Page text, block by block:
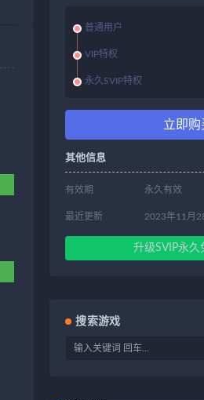
普通用户
VIP特权
永久SVIP特权
立即购
其他信息
有效期 永久有效
最近更新 2023年11月
升级SVIP永久
搜索游戏